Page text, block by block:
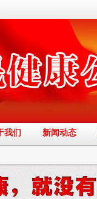
我们 新闻动态